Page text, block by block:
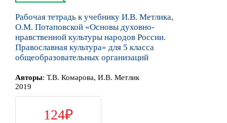
Рабочая тетрадь к учебнику И.В. Метлика,
О.М. Потаповской «Основы духовно-
нравственной культуры народов России.
Православная культура» для 5 класса
общеобразовательных организаций
Авторы: Т.В. Комарова, И.В. Метлик
2019
124